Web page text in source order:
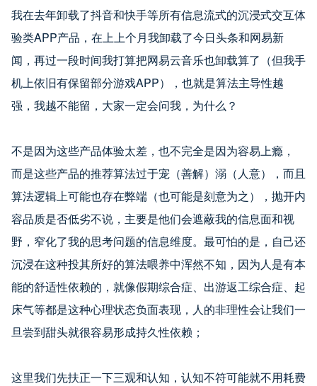
我在去年卸载了抖音和快手等所有信息流式的沉浸式交互体
验类APP产品，在上上个月我卸载了今日头条和网易新
闻，再过一段时间我打算把网易云音乐也卸载算了（但我手
机上依旧有保留部分游戏APP），也就是算法主导性越
强，我越不能留，大家一定会问我，为什么？
不是因为这些产品体验太差，也不完全是因为容易上瘾，
而是这些产品的推荐算法过于宠（善解）溺（人意），而且
算法逻辑上可能也存在弊端（也可能是刻意为之），抛开内
容品质是否低劣不说，主要是他们会遮蔽我的信息面和视
野，窄化了我的思考问题的信息维度。最可怕的是，自己还
沉浸在这种投其所好的算法喂养中浑然不知，因为人是有本
能的舒适性依赖的，就像假期综合症、出游返工综合症、起
床气等都是这种心理状态负面表现，人的非理性会让我们一
旦尝到甜头就很容易形成持久性依赖；
这里我们先扶正一下三观和认知，认知不符可能就不用耗费